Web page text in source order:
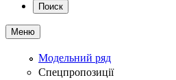
Поиск
Меню
Модельний ряд
Спецпропозиції